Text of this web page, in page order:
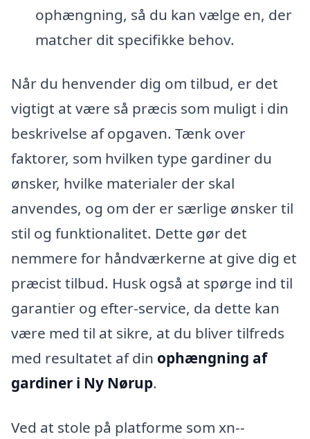
ophængning, så du kan vælge en, der
matcher dit specifikke behov.
Når du henvender dig om tilbud, er det
vigtigt at være så præcis som muligt i din
beskrivelse af opgaven. Tænk over
faktorer, som hvilken type gardiner du
ønsker, hvilke materialer der skal
anvendes, og om der er særlige ønsker til
stil og funktionalitet. Dette gør det
nemmere for håndværkerne at give dig et
præcist tilbud. Husk også at spørge ind til
garantier og efter-service, da dette kan
være med til at sikre, at du bliver tilfreds
med resultatet af din ophængning af
gardiner i Ny Nørup.
Ved at stole på platforme som xn--